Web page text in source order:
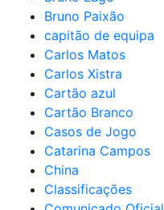
Bruno Paixão
capitão de equipa
Carlos Matos
Carlos Xistra
Cartão azul
Cartão Branco
Casos de Jogo
Catarina Campos
China
Classificações